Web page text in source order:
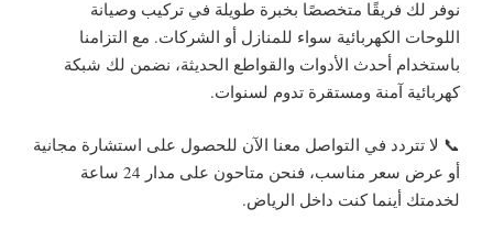
نوفر لك فريقًا متخصصًا بخبرة طويلة في تركيب وصيانة
اللوحات الكهربائية سواء للمنازل أو الشركات. مع التزامنا
باستخدام أحدث الأدوات والقواطع الحديثة، نضمن لك شبكة
كهربائية آمنة ومستقرة تدوم لسنوات.
📞 لا تتردد في التواصل معنا الآن للحصول على استشارة مجانية
أو عرض سعر مناسب، فنحن متاحون على مدار 24 ساعة
لخدمتك أينما كنت داخل الرياض.